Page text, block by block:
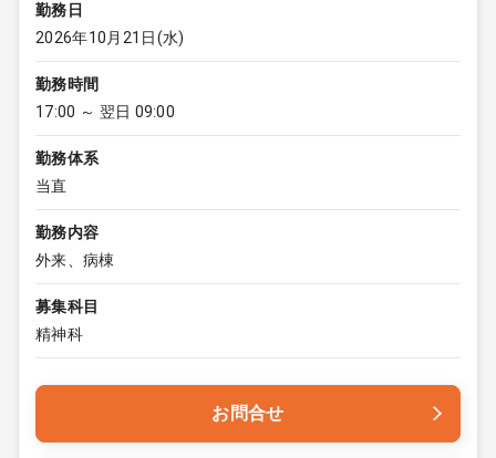
勤務日
2026年10月21日(水)
勤務時間
17:00 ～ 翌日 09:00
勤務体系
当直
勤務内容
外来、病棟
募集科目
精神科
お問合せ